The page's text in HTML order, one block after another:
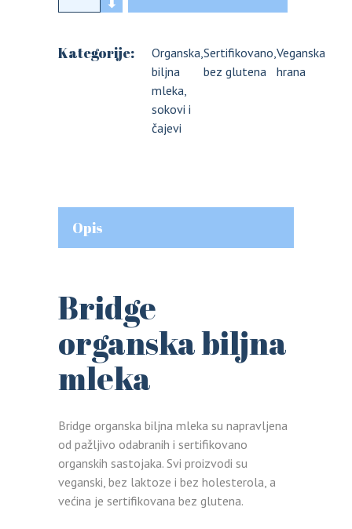
Kategorije:
Organska
biljna
mleka,
sokovi i
čajevi
,Sertifikovano
bez glutena
,Veganska
hrana
Opis
Bridge
organska biljna
mleka
Bridge organska biljna mleka su napravljena
od pažljivo odabranih i sertifikovano
organskih sastojaka. Svi proizvodi su
veganski, bez laktoze i bez holesterola, a
većina je sertifikovana bez glutena.